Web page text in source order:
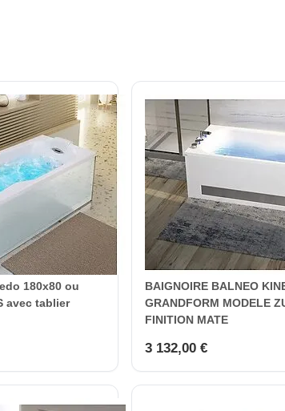
180x80 ou
avec tablier
BAIGNOIRE BALNEO
GRANDFORM MODELE
FINITION MATE
3 132,00 €